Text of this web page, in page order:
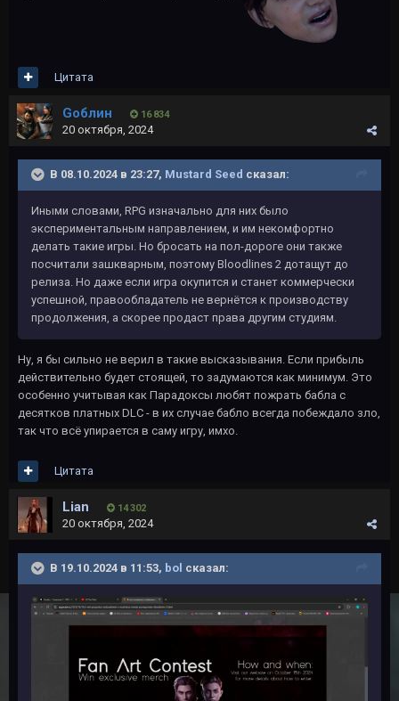
Цитата
Gоблин 16 834
20 октября, 2024
В 08.10.2024 в 23:27, Mustard Seed сказал:
Иными словами, RPG изначально для них было
экспериментальным направлением, и им некомфортно
делать такие игры. Но бросать на пол-дороге они также
посчитали зашкварным, поэтому Bloodlines 2 дотащут до
релиза. Но даже если игра окупится и станет коммерчески
успешной, правообладатель не вернётся к производству
продолжения, а скорее продаст права другим студиям.
Ну, я бы сильно не верил в такие высказывания. Если прибыль
действительно будет стоящей, то задумаются как минимум. Это
особенно учитывая как Парадоксы любят пожрать бабла с
десятков платных DLC - в их случае бабло всегда побеждало зло,
так что всё упирается в саму игру, имхо.
Цитата
Lian 14 302
20 октября, 2024
В 19.10.2024 в 11:53, bol сказал: